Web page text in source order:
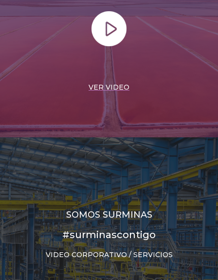
VER VIDEO
SOMOS SURMINAS
#surminascontigo
VIDEO CORPORATIVO / SERVICIOS